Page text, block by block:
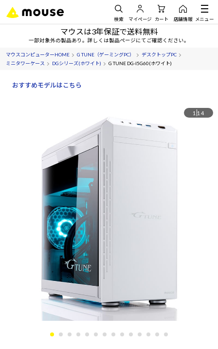
検索 マイページ カート 店舗情報 メニュー
マウスは3年保証で送料無料
一部対象外の製品あり。詳しくは製品ページにてご確認ください。
マウスコンピューターHOME G TUNE（ゲーミングPC）
デスクトップPC
ミニタワーケース
DGシリーズ(ホワイト) G TUNE DG-I5G60(ホワイト)
おすすめモデルはこちら
1 14